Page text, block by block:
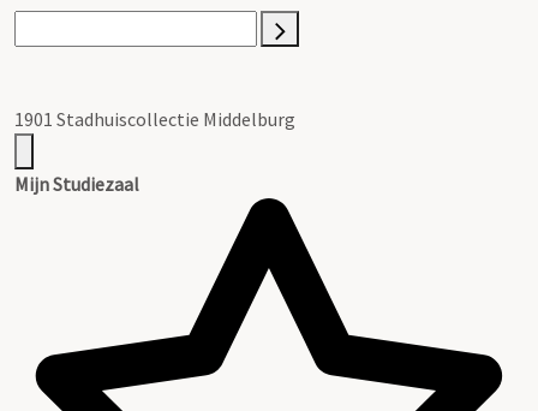
1901 Stadhuiscollectie Middelburg
Mijn Studiezaal